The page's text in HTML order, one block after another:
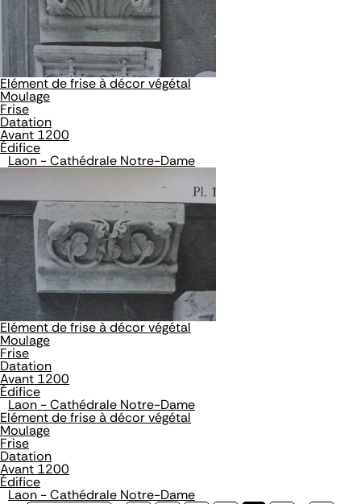
Elément de frise à décor végétal
Moulage
Frise
Datation
Avant 1200
Édifice
Laon - Cathédrale Notre-Dame
Elément de frise à décor végétal
Moulage
Frise
Datation
Avant 1200
Édifice
Laon - Cathédrale Notre-Dame
Elément de frise à décor végétal
Moulage
Frise
Datation
Avant 1200
Édifice
Laon - Cathédrale Notre-Dame